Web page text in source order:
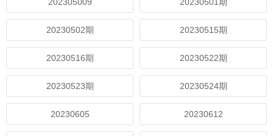
20230502期 20230515期
20230516期 20230522期
20230523期 20230524期
20230605 20230612